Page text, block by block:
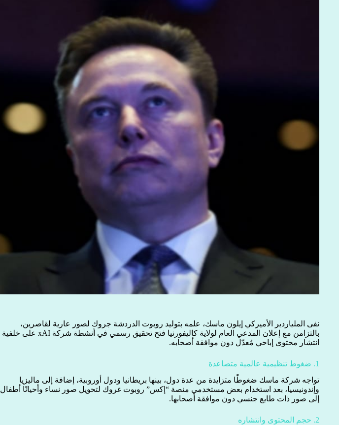
نفى الملياردير الأميركي إيلون ماسك، علمه بتوليد روبوت الدردشة جروك لصور عارية لقاصرين،
بالتزامن مع إعلان المدعي العام لولاية كاليفورنيا فتح تحقيق رسمي في أنشطة شركة xAI على خلفية
انتشار محتوى إباحي مُعدّل دون موافقة أصحابه.
1. ضغوط تنظيمية عالمية متصاعدة
تواجه شركة ماسك ضغوطًا متزايدة من عدة دول، بينها بريطانيا ودول أوروبية، إضافة إلى ماليزيا
وإندونيسيا، بعد استخدام بعض مستخدمي منصة “إكس” روبوت غروك لتحويل صور نساء وأحيانًا أطفال
إلى صور ذات طابع جنسي دون موافقة أصحابها.
2. حجم المحتوى وانتشاره